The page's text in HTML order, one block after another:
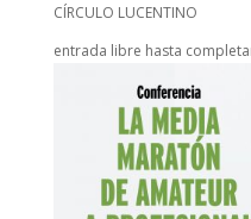
CÍRCULO LUCENTINO
entrada libre hasta